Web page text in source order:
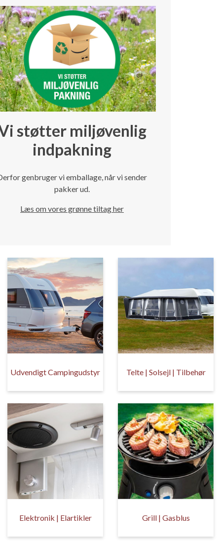
støtter miljøvenlig
indpakning
genbruger vi emballage, når vi sender
pakker ud.
Læs om vores grønne tiltag her
Udvendigt Campingudstyr Telte | Solsejl | Tilbehør
Elektronik | Elartikler Grill | Gasblus